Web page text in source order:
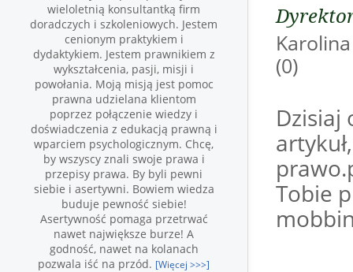
(0)
Dzisiaj
Tobie
wieloletnią konsultantką firm
doradczych i szkoleniowych. Jestem
cenionym praktykiem i
dydaktykiem. Jestem prawnikiem z
wykształcenia, pasji, misji i
powołania. Moją misją jest pomoc
prawna udzielana klientom
poprzez połączenie wiedzy i
doświadczenia z edukacją prawną i
wparciem psychologicznym. Chcę,
by wszyscy znali swoje prawa i
przepisy prawa. By byli pewni
siebie i asertywni. Bowiem wiedza
buduje pewność siebie!
Asertywność pomaga przetrwać
nawet największe burze! A
godność, nawet na kolanach
pozwala iść na przód. [Więcej >>>]